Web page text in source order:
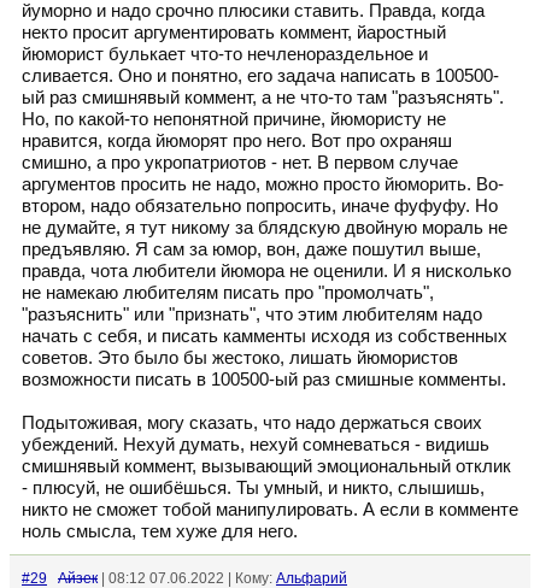
йуморно и надо срочно плюсики ставить. Правда, когда
некто просит аргументировать коммент, йаростный
йюморист булькает что-то нечленораздельное и
сливается. Оно и понятно, его задача написать в 100500-
ый раз смишнявый коммент, а не что-то там "разъяснять".
Но, по какой-то непонятной причине, йюмористу не
нравится, когда йюморят про него. Вот про охраняш
смишно, а про укропатриотов - нет. В первом случае
аргументов просить не надо, можно просто йюморить. Во-
втором, надо обязательно попросить, иначе фуфуфу. Но
не думайте, я тут никому за блядскую двойную мораль не
предъявляю. Я сам за юмор, вон, даже пошутил выше,
правда, чота любители йюмора не оценили. И я нисколько
не намекаю любителям писать про "промолчать",
"разъяснить" или "признать", что этим любителям надо
начать с себя, и писать камменты исходя из собственных
советов. Это было бы жестоко, лишать йюмористов
возможности писать в 100500-ый раз смишные комменты.
Подытоживая, могу сказать, что надо держаться своих
убеждений. Нехуй думать, нехуй сомневаться - видишь
смишнявый коммент, вызывающий эмоциональный отклик
- плюсуй, не ошибёшься. Ты умный, и никто, слышишь,
никто не сможет тобой манипулировать. А если в комменте
ноль смысла, тем хуже для него.
#29 Айзек | 08:12 07.06.2022 | Кому: Альфарий